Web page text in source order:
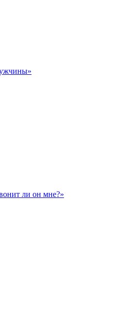
ли он мне?»